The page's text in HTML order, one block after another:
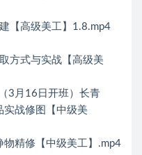
【高级美工】1.8.mp4
方式与实战【高级美
3月16日开班）长青
战修图【中级美
精修【中级美工】.mp4